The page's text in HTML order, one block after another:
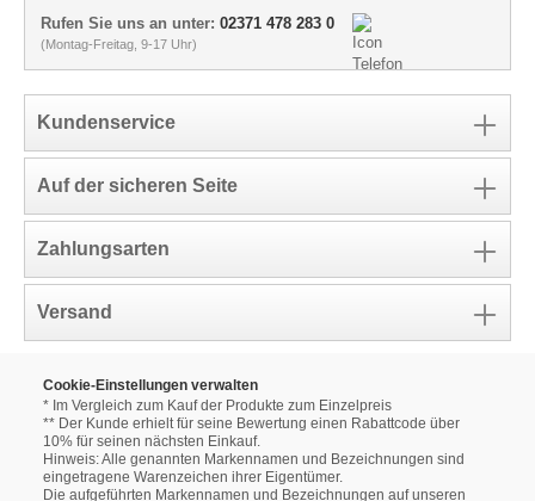
Rufen Sie uns an unter: 02371 478 283 0
(Montag-Freitag, 9-17 Uhr)
Kundenservice
Auf der sicheren Seite
Zahlungsarten
Versand
Cookie-Einstellungen verwalten
* Im Vergleich zum Kauf der Produkte zum Einzelpreis
** Der Kunde erhielt für seine Bewertung einen Rabattcode über
10% für seinen nächsten Einkauf.
Hinweis: Alle genannten Markennamen und Bezeichnungen sind
eingetragene Warenzeichen ihrer Eigentümer.
Die aufgeführten Markennamen und Bezeichnungen auf unseren